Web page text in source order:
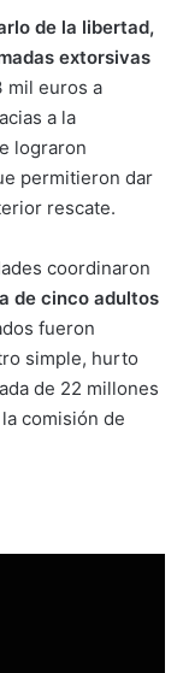
de la libertad,
extorsivas
mil euros a
a la
lograron
permitieron dar
rescate.
coordinaron
de cinco adultos
fueron
simple, hurto
de 22 millones
comisión de